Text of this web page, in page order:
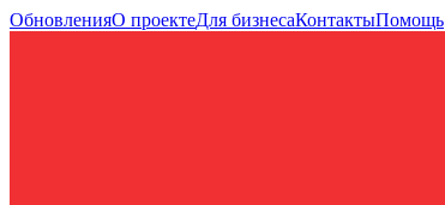
ОбновленияО проектеДля бизнесаКонтактыПомощь